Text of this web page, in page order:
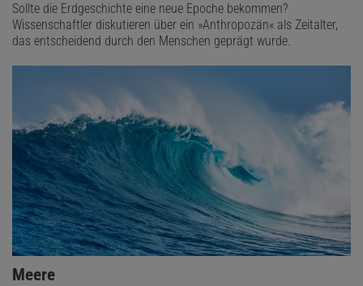
Sollte die Erdgeschichte eine neue Epoche bekommen?
Wissenschaftler diskutieren über ein »Anthropozän« als Zeitalter,
das entscheidend durch den Menschen geprägt wurde.
Meere